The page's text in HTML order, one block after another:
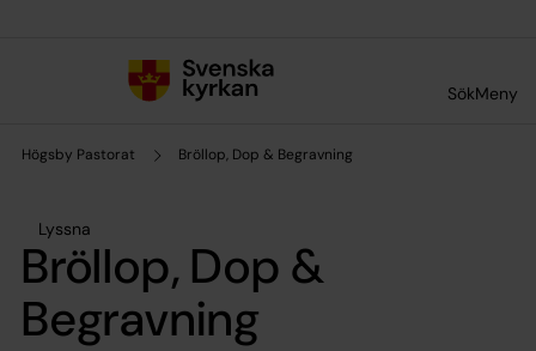
SökMeny
Högsby Pastorat Bröllop, Dop & Begravning
Lyssna
Bröllop, Dop &
Begravning